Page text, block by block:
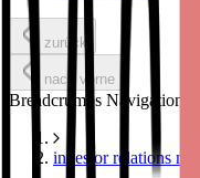
zurück
nach vorne
Breadcrumbs Navigation
investor relations